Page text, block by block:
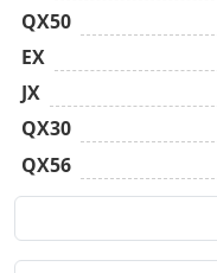
QX50
EX
JX
QX30
QX56